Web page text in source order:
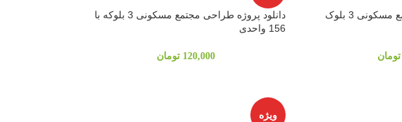
دانلود پروژه طراحی مجتمع مسکونی 3 بلوک
تومان
دانلود پروژه طراحی مجتمع مسکونی 3 بلوکه با
156 واحدی
120,000 تومان
ویژه